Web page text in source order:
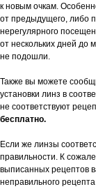
к новым очкам.
от предыдущего, либо
нерегулярного
от нескольких дней до
не подошли.
Также вы можете
установки линз в
не соответствуют
бесплатно.
Если же линзы
правильности. К
выписанных рецептов
неправильного